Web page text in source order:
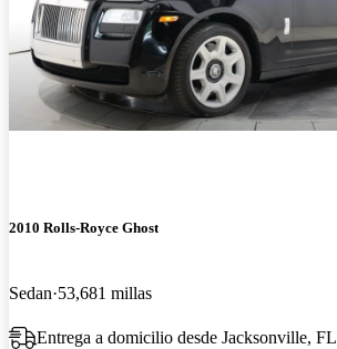
2010 Rolls-Royce Ghost
Sedan 53,681 millas
Entrega a domicilio desde Jacksonville, FL